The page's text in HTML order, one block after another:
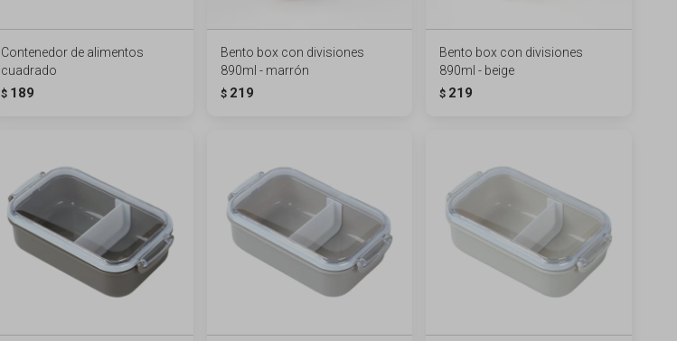
Contenedor de alimentos
cuadrado
$ 189
Bento box con divisiones
890ml - marrón
$ 219
Bento box con divisiones
890ml - beige
$ 219